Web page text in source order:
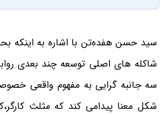
سید حسن هفده‌تن با اشاره به اینکه
شاکله های اصلی توسعه چند بعدی
سه جانبه گرایی به مفهوم واقعی
شکل معنا پیدامی کند که مثلث